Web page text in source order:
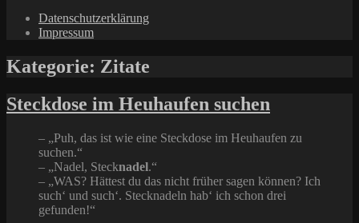
Datenschutzerklärung
Impressum
Kategorie: Zitate
Steckdose im Heuhaufen suchen
– „Puh, das ist wie eine Steckdose im Heuhaufen zu
suchen.“
– „Nadel, Stecknadel.“
– „WAS? Hättest du das nicht früher sagen können? Ich
such‘ und such‘. Stecknadeln hab‘ ich schon drei
gefunden!“